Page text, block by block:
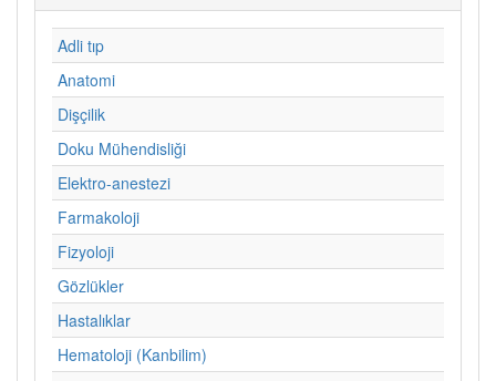
Adli tıp
Anatomi
Dişçilik
Doku Mühendisliği
Elektro-anestezi
Farmakoloji
Fizyoloji
Gözlükler
Hastalıklar
Hematoloji (Kanbilim)